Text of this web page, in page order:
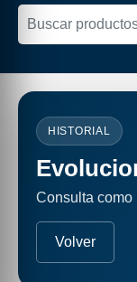
HISTORIAL
Consulta como
Volver